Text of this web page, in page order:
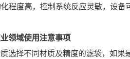
程度高，控制系统反应灵敏，设备
领域使用注意事项
选择不同材质及精度的滤袋，如